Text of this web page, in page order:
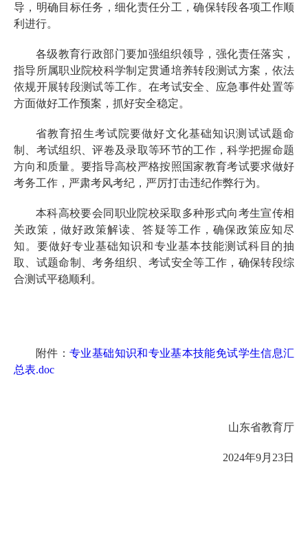
导，明确目标任务，细化责任分工，确保转段各项工作顺
利进行。
各级教育行政部门要加强组织领导，强化责任落实，
指导所属职业院校科学制定贯通培养转段测试方案，依法
依规开展转段测试等工作。在考试安全、应急事件处置等
方面做好工作预案，抓好安全稳定。
省教育招生考试院要做好文化基础知识测试试题命
制、考试组织、评卷及录取等环节的工作，科学把握命题
方向和质量。要指导高校严格按照国家教育考试要求做好
考务工作，严肃考风考纪，严厉打击违纪作弊行为。
本科高校要会同职业院校采取多种形式向考生宣传相
关政策，做好政策解读、答疑等工作，确保政策应知尽
知。要做好专业基础知识和专业基本技能测试科目的抽
取、试题命制、考务组织、考试安全等工作，确保转段综
合测试平稳顺利。
附件：专业基础知识和专业基本技能免试学生信息汇
总表.doc
山东省教育厅
2024年9月23日